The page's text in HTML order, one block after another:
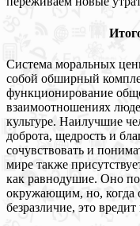
Система моральных
собой обширный
функционирование
взаимоотношениях
культуре. Наилучшие
доброта, щедрость и
сочувствовать и
мире также
как равнодушие. Оно
окружающим, но, когда
безразличие, это